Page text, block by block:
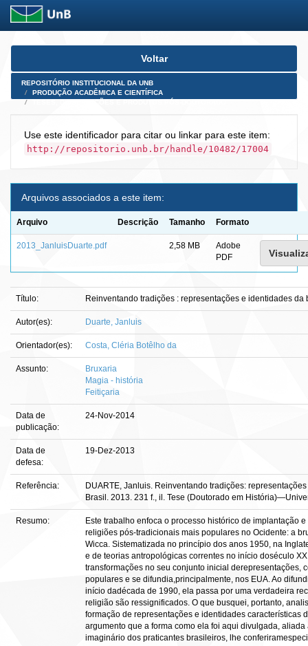
Skip
Voltar
REPOSITÓRIO INSTITUCIONAL DA UNB
PRODUÇÃO ACADÊMICA E CIENTÍFICA
Use este identificador para citar ou linkar para este item:
http://repositorio.unb.br/handle/10482/17004
Arquivos associados a este item:
Arquivo Descrição Tamanho Formato
2013_JanluisDuarte.pdf 2,58 MB
Adobe
PDF
Título: Reinventando tradições : representações e identidades
Autor(es): Duarte, Janluis
Orientador(es): Costa, Cléria Botêlho da
Assunto:
Bruxaria
Magia - história
Feitiçaria
Data de
publicação:
24-Nov-2014
Data de
defesa:
19-Dez-2013
Referência:
DUARTE, Janluis. Reinventando tradições:
Brasil. 2013. 231 f., il. Tese (Doutorado em
Resumo:
Este trabalho enfoca o processo histórico de implantação
religiões pós-tradicionais mais populares no Ocidente: a
Wicca. Sistematizada no princípio dos anos 1950, na
e de teorias antropológicas correntes no início doséculo
transformações no seu conjunto inicial derepresentações,
populares e se difundia,principalmente, nos EUA. Ao
início dadécada de 1990, ela passa por uma verdadeira
religião são ressignificados. O que busquei, portanto,
formação de representações e identidades características
argumento que a forma como ela foi aqui divulgada,
imaginário dos praticantes brasileiros, lhe